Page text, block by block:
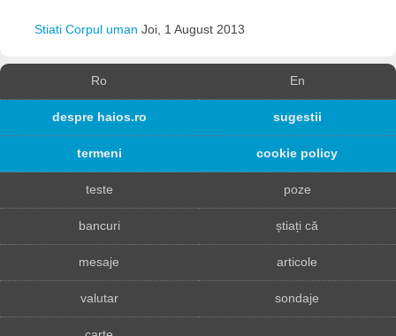
Stiati Corpul uman Joi, 1 August 2013
Ro En
despre haios.ro sugestii
termeni cookie policy
teste poze
bancuri știați că
mesaje articole
valutar sondaje